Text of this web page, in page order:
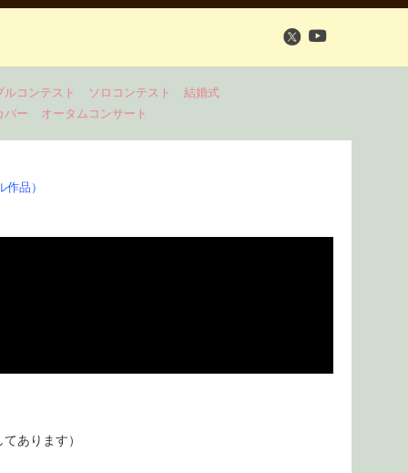
ルコンテスト ソロコンテスト
結婚式
バー
オータムコンサート
品）
あります）